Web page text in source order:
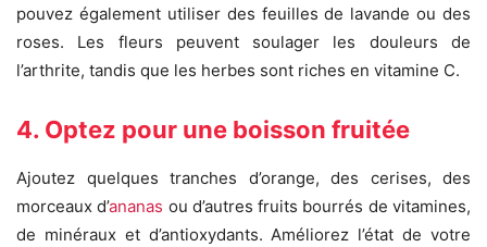
pouvez également utiliser des feuilles de lavande ou des
roses. Les fleurs peuvent soulager les douleurs de
l’arthrite, tandis que les herbes sont riches en vitamine C.
4. Optez pour une boisson fruitée
Ajoutez quelques tranches d’orange, des cerises, des
morceaux d’ananas ou d’autres fruits bourrés de vitamines,
de minéraux et d’antioxydants. Améliorez l’état de votre